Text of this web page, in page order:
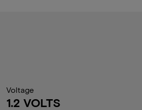
Voltage
1.2 VOLTS